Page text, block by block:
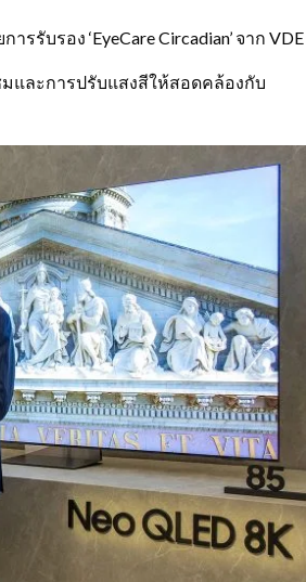
บรอง ‘EyeCare Circadian’ จาก VDE
และการปรับแสงสีให้สอดคล้องกับ